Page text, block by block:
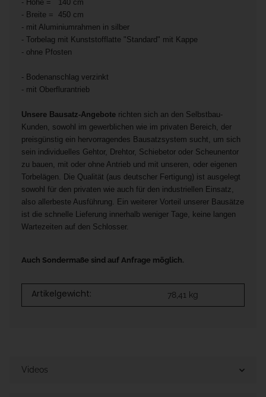
- Höhe = 140 cm
- Breite = 450 cm
- mit Aluminiumrahmen in silber
- Torbelag mit Kunststofflatte "Standard" mit Kappe
- ohne Pfosten
- Bodenanschlag verzinkt
- mit Oberflurantrieb
Unsere Bausatz-Angebote richten sich an den Selbstbau-
Kunden, sowohl im gewerblichen wie im privaten Bereich, der
preisgünstig ein hervorragendes Bausatzsystem sucht, um sich
sein individuelles Gehtor, Drehtor, Schiebetor oder Scheunentor
zu bauen, mit oder ohne Antrieb und mit unseren, oder eigenen
Torbelägen. Die Qualität (aus deutscher Fertigung) ist ausgelegt
sowohl für den privaten wie auch für den industriellen Einsatz,
also allerbeste Ausführung. Ein weiterer Vorteil unserer Bausätze
ist die schnelle Lieferung innerhalb weniger Tage, keine langen
Wartezeiten auf den Schlosser.
Auch Sondermaße sind auf Anfrage möglich.
Artikelgewicht: 78,41 kg
Videos